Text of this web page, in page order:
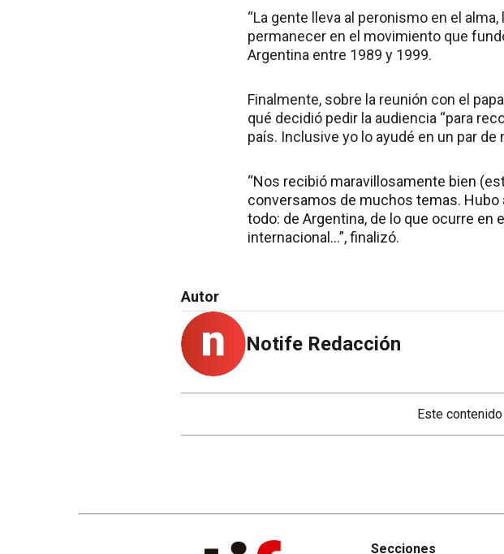
“La gente lleva al peronismo en el
permanecer en el movimiento que
Argentina entre 1989 y 1999.
Finalmente, sobre la reunión con el
qué decidió pedir la audiencia “para
país. Inclusive yo lo ayudé en un par de
“Nos recibió maravillosamente bien
conversamos de muchos temas.
todo: de Argentina, de lo que ocurre en
internacional…”, finalizó.
Autor
Notife Redacción
Este
Secciones